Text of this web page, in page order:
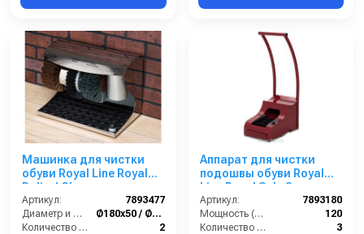
Машинка для чистки
обуви Royal Line Royal
Polirol Chrome
Артикул:
7893477
Диаметр и ширина щёток (мм):
Ø180х50 / Ø170х70
Количество щёток полировки (шт):
2
Аппарат для чистки
подошвы обуви Royal
Line Royal Sole 3
Артикул:
7893180
Мощность (Вт):
120
Количество щеток (шт):
3